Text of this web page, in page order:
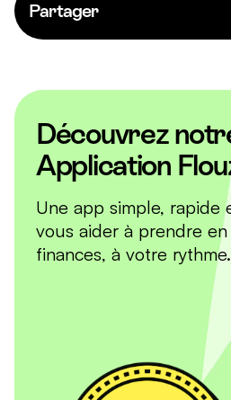
Partager
Découvrez
Application
Une app simple,
vous aider à prendre en
finances, à votre rythme.